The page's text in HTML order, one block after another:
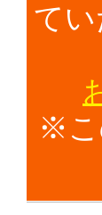
て
※こ